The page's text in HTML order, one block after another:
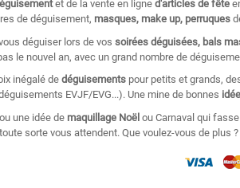
et de la vente en ligne d'articles de fête
de déguisement, masques, make up, perruques
déguiser lors de vos soirées déguisées, bals
le nouvel an, avec un grand nombre de
inégalé de déguisements pour petits et grands,
EVJF/EVG...). Une mine de bonnes
une idée de maquillage Noël ou Carnaval qui
sorte vous attendent. Que voulez-vous de plus ?